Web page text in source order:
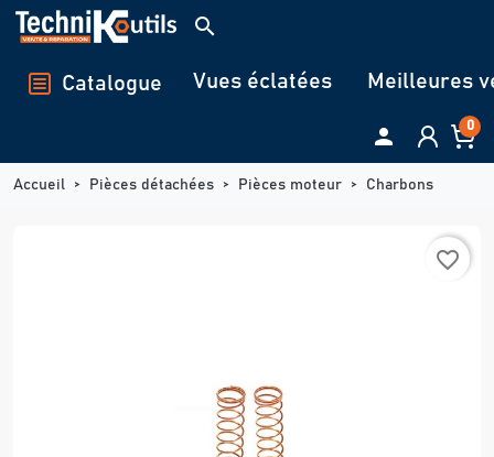
Panneau de gestion des cookies
search
Catalogue Vues éclatées Meilleures
 0
Accueil Pièces détachées Pièces moteur Charbons
favorite_border